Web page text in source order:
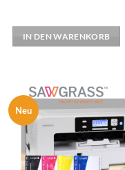
IN DEN WARENKORB
Neu